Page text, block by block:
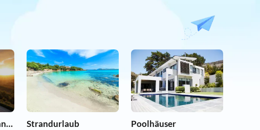
Günstige Ferienwohnungen Strandurlaub Poolhäuser